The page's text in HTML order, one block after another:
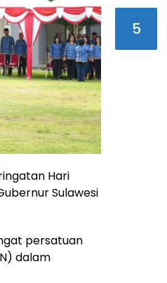
Hari
Sulawesi
persatuan
dalam
5